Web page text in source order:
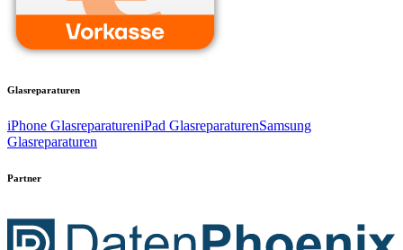
Glasreparaturen
iPhone GlasreparatureniPad GlasreparaturenSamsung
Glasreparaturen
Partner